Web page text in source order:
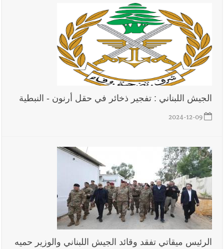
الجيش اللبناني : تفجير ذخائر في حقل أرنون - النبطية
2024-12-09
الرئيس ميقاتي تفقد وقائد الجيش اللبناني والوزير حميه